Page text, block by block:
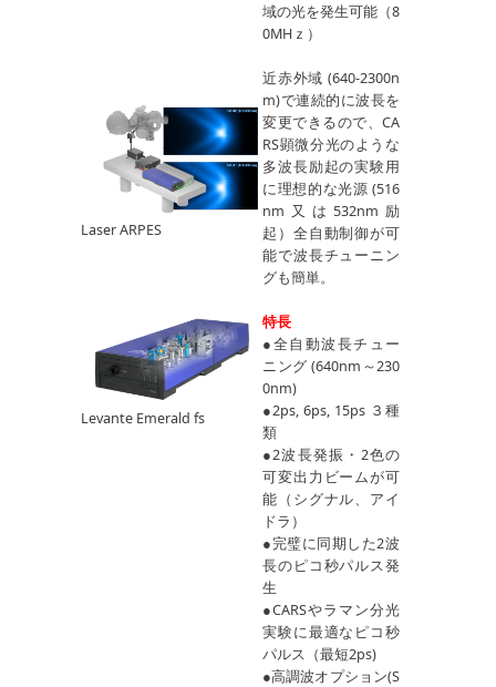
Laser ARPES
Levante Emerald fs
域の光を発生可能（8
0MHｚ）
近赤外域 (640-2300n
m)で連続的に波長を
変更できるので、CA
RS顕微分光のような
多波長励起の実験用
に理想的な光源 (516
nm又は532nm励
起）全自動制御が可
能で波長チューニン
グも簡単。
特長
●全自動波長チュー
ニング (640nm～230
0nm)
●2ps, 6ps, 15ps ３種
類
●2波長発振・2色の
可変出力ビームが可
能（シグナル、アイ
ドラ）
●完璧に同期した2波
長のピコ秒パルス発
生
●CARSやラマン分光
実験に最適なピコ秒
パルス（最短2ps)
●高調波オプション(S